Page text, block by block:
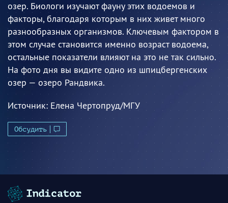
озер. Биологи изучают фауну этих водоемов и
факторы, благодаря которым в них живет много
разнообразных организмов. Ключевым фактором в
этом случае становится именно возраст водоема,
остальные показатели влияют на это не так сильно.
На фото дня вы видите одно из шпицбергенских
озер — озеро Рандвика.
Источник:Елена Чертопруд/МГУ
Обсудить